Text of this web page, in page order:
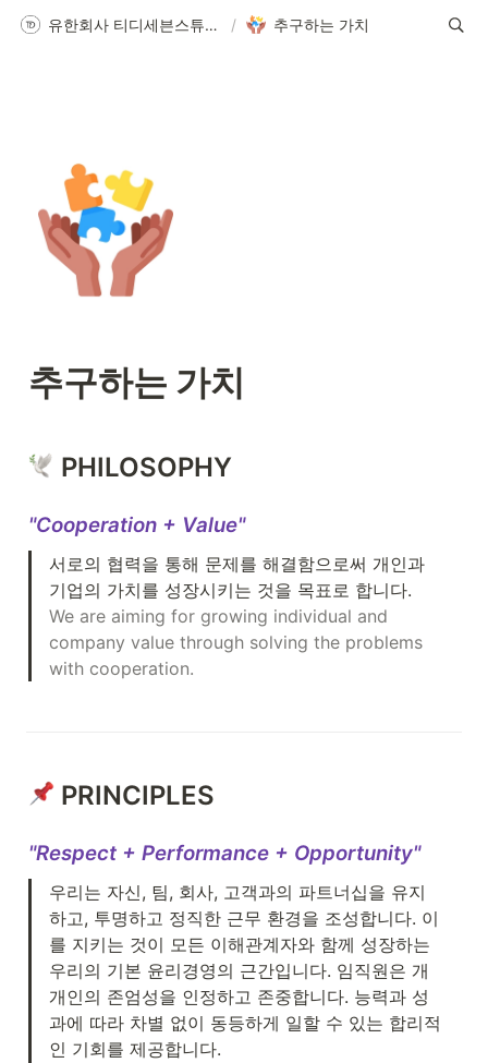
유한회사 티디세븐스튜디오스 / 추구하는 가치
추구하는 가치
PHILOSOPHY
"Cooperation + Value"
서로의 협력을 통해 문제를 해결함으로써 개인과
We are aiming for growing individual and
company value through solving the problems
with cooperation.
PRINCIPLES
"Respect + Performance + Opportunity"
우리는 자신, 팀, 회사, 고객과의 파트너십을 유지
하고, 투명하고 정직한 근무 환경을 조성합니다. 이
를 지키는 것이 모든 이해관계자와 함께 성장하는
우리의 기본 윤리경영의 근간입니다. 임직원은 개
개인의 존엄성을 인정하고 존중합니다. 능력과 성
과에 따라 차별 없이 동등하게 일할 수 있는 합리적